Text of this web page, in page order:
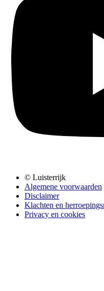
© Luisterrijk
Algemene voorwaarden
Disclaimer
Klachten en
Privacy en cookies